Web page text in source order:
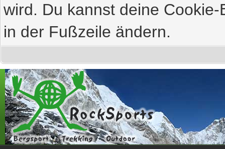
wird. Du kannst deine
in der Fußzeile ändern.